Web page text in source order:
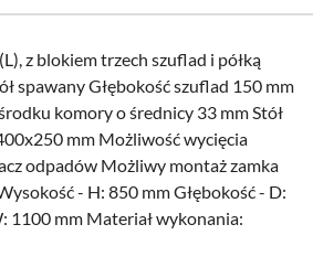
z blokiem trzech szuflad i półką
spawany Głębokość szuflad 150 mm
komory o średnicy 33 mm Stół
mm Możliwość wycięcia
odpadów Możliwy montaż zamka
- H: 850 mm Głębokość - D:
1100 mm Materiał wykonania: